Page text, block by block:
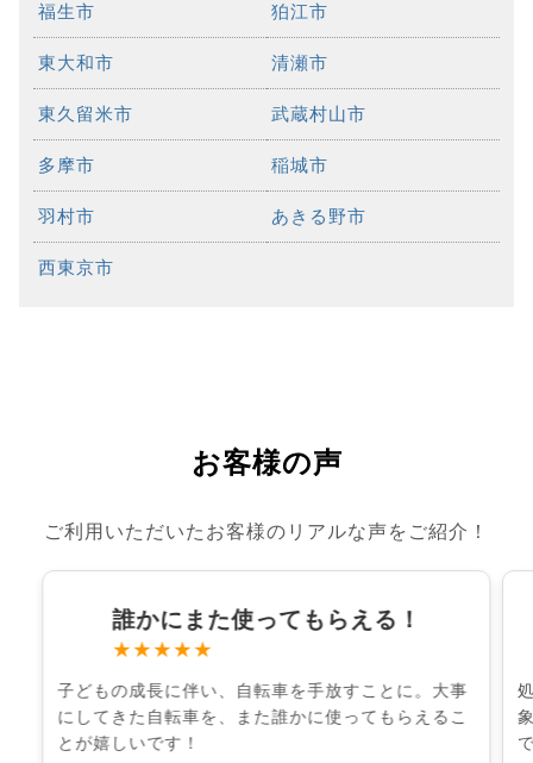
福生市 狛江市
東大和市 清瀬市
東久留米市 武蔵村山市
多摩市 稲城市
羽村市 あきる野市
西東京市
お客様の声
ご利用いただいたお客様のリアルな声をご紹介！
誰かにまた使ってもらえる！
★★★★★
子どもの成長に伴い、自転車を手放すことに。大事
にしてきた自転車を、また誰かに使ってもらえるこ
とが嬉しいです！